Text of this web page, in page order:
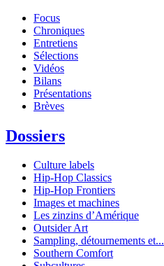
Focus
Chroniques
Entretiens
Sélections
Vidéos
Bilans
Présentations
Brèves
Dossiers
Culture labels
Hip-Hop Classics
Hip-Hop Frontiers
Images et machines
Les zinzins d’Amérique
Outsider Art
Sampling, détournements et...
Southern Comfort